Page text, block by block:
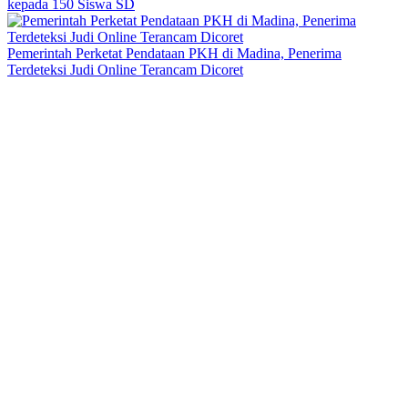
kepada 150 Siswa SD
Pemerintah Perketat Pendataan PKH di Madina, Penerima
Terdeteksi Judi Online Terancam Dicoret